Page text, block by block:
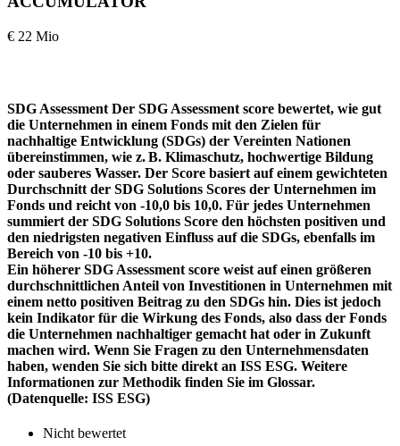
€ 22 Mio
SDG Assessment Der SDG Assessment score bewertet, wie gut
die Unternehmen in einem Fonds mit den Zielen für
nachhaltige Entwicklung (SDGs) der Vereinten Nationen
übereinstimmen, wie z. B. Klimaschutz, hochwertige Bildung
oder sauberes Wasser. Der Score basiert auf einem gewichteten
Durchschnitt der SDG Solutions Scores der Unternehmen im
Fonds und reicht von -10,0 bis 10,0. Für jedes Unternehmen
summiert der SDG Solutions Score den höchsten positiven und
den niedrigsten negativen Einfluss auf die SDGs, ebenfalls im
Bereich von -10 bis +10.
Ein höherer SDG Assessment score weist auf einen größeren
durchschnittlichen Anteil von Investitionen in Unternehmen mit
einem netto positiven Beitrag zu den SDGs hin. Dies ist jedoch
kein Indikator für die Wirkung des Fonds, also dass der Fonds
die Unternehmen nachhaltiger gemacht hat oder in Zukunft
machen wird. Wenn Sie Fragen zu den Unternehmensdaten
haben, wenden Sie sich bitte direkt an ISS ESG. Weitere
Informationen zur Methodik finden Sie im Glossar.
(Datenquelle: ISS ESG)
Nicht bewertet